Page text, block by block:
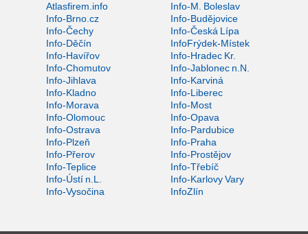
Atlasfirem.info
Info-M. Boleslav
Info-Brno.cz
Info-Budějovice
Info-Čechy
Info-Česká Lípa
Info-Děčín
InfoFrýdek-Místek
Info-Havířov
Info-Hradec Kr.
Info-Chomutov
Info-Jablonec n.N.
Info-Jihlava
Info-Karviná
Info-Kladno
Info-Liberec
Info-Morava
Info-Most
Info-Olomouc
Info-Opava
Info-Ostrava
Info-Pardubice
Info-Plzeň
Info-Praha
Info-Přerov
Info-Prostějov
Info-Teplice
Info-Třebíč
Info-Ústí n.L.
Info-Karlovy Vary
Info-Vysočina
InfoZlín